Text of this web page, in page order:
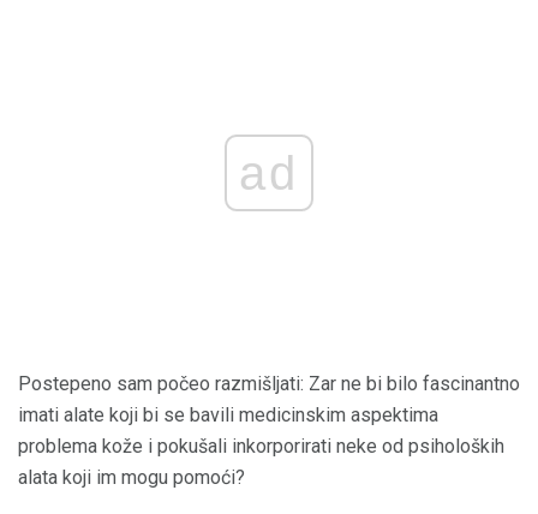
ad
Postepeno sam počeo razmišljati: Zar ne bi bilo fascinantno
imati alate koji bi se bavili medicinskim aspektima
problema kože i pokušali inkorporirati neke od psiholoških
alata koji im mogu pomoći?